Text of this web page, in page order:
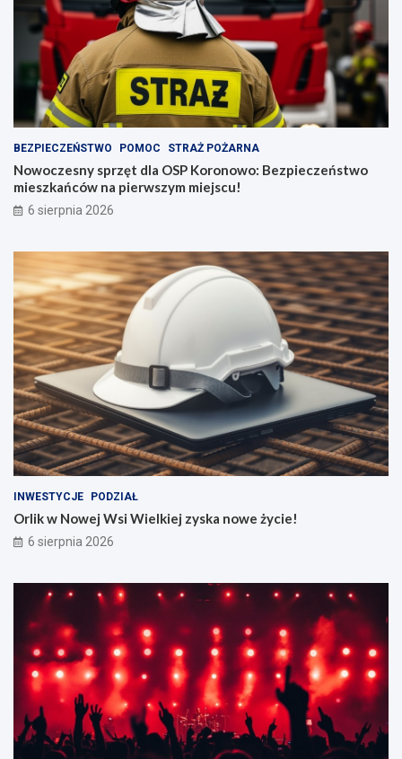
BEZPIECZEŃSTWO POMOC STRAŻ POŻARNA
Nowoczesny sprzęt dla OSP Koronowo: Bezpieczeństwo
mieszkańców na pierwszym miejscu!
6 sierpnia 2026
INWESTYCJE PODZIAŁ
Orlik w Nowej Wsi Wielkiej zyska nowe życie!
6 sierpnia 2026